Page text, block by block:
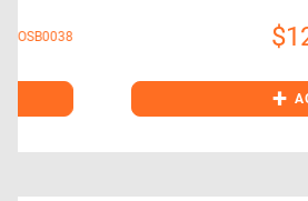
12.989
AGREGAR